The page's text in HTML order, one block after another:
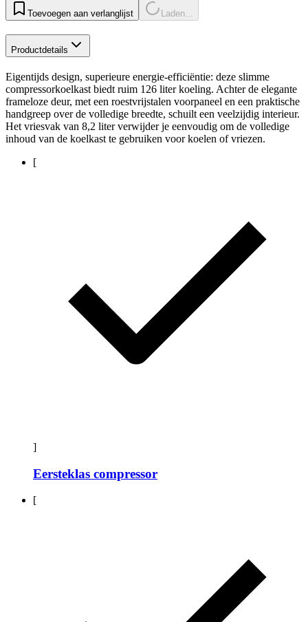
Toevoegen aan verlanglijst Laden...
Productdetails
Eigentijds design, superieure energie-efficiëntie: deze slimme
compressorkoelkast biedt ruim 126 liter koeling. Achter de elegante
frameloze deur, met een roestvrijstalen voorpaneel en een praktische
handgreep over de volledige breedte, schuilt een veelzijdig interieur.
Het vriesvak van 8,2 liter verwijder je eenvoudig om de volledige
inhoud van de koelkast te gebruiken voor koelen of vriezen.
[
]
Eersteklas compressor
[